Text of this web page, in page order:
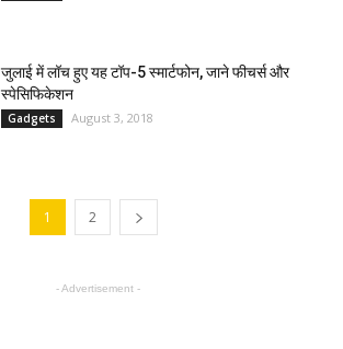
जुलाई में लॉच हुए यह टॉप-5 स्मार्टफोन, जाने फीचर्स और
स्पेसिफिकेशन
Gadgets August 3, 2018
1 2
- Advertisement -